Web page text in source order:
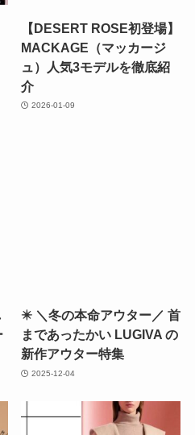
【DESERT ROSE初登場】
MACKAGE（マッカージ
ュ）人気3モデルを徹底紹
介
2026-01-09
✴️ ＼冬の本命アウター／ 首
まであったかい LUGIVA の
新作アウター特集
2025-12-04